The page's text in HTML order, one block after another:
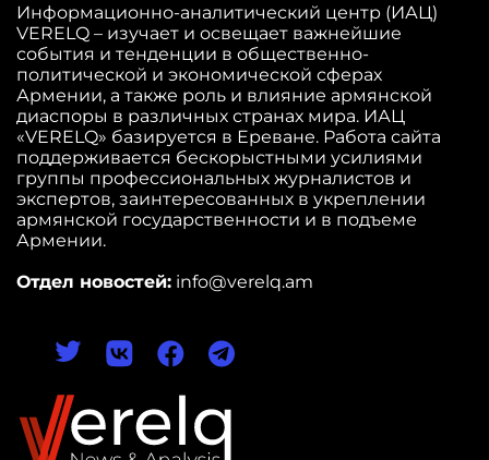
Информационно-аналитический центр (ИАЦ)
VERELQ – изучает и освещает важнейшие
события и тенденции в общественно-
политической и экономической сферах
Армении, а также роль и влияние армянской
диаспоры в различных странах мира. ИАЦ
«VERELQ» базируется в Ереване. Работа сайта
поддерживается бескорыстными усилиями
группы профессиональных журналистов и
экспертов, заинтересованных в укреплении
армянской государственности и в подъеме
Армении.
Отдел новостей: info@verelq.am